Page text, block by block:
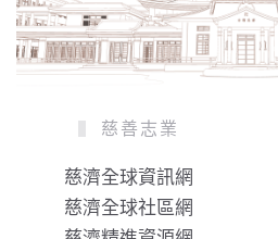
慈善志業
慈濟全球資訊網
慈濟全球社區網